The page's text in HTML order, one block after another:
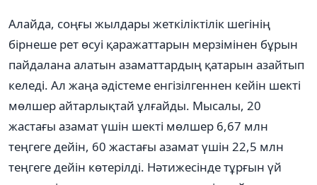
Алайда, соңғы жылдары жеткіліктілік шегінің
бірнеше рет өсуі қаражаттарын мерзімінен бұрын
пайдалана алатын азаматтардың қатарын азайтып
келеді. Ал жаңа әдістеме енгізілгеннен кейін шекті
мөлшер айтарлықтай ұлғайды. Мысалы, 20
жастағы азамат үшін шекті мөлшер 6,67 млн
теңгеге дейін, 60 жастағы азамат үшін 22,5 млн
теңгеге дейін көтерілді. Нәтижесінде тұрғын үй